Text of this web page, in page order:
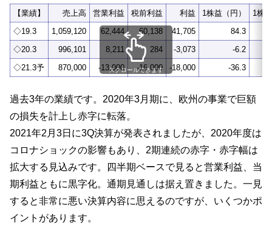
【業績】 売上高 営業利益 税前利益 利益 1株益（円）
1株
◇19.3
1,059,120 62,444 60,138 41,705
84.3
◇20.3
996,101 8,211 284 -3,073
-6.2
◇21.3予
870,000 -13,000 -16,000 -18,000 -36.3
スクロールできます
過去3年の業績です。2020年3月期に、欧州の事業で巨額
の損失を計上し赤字に転落。
2021年2月3日に3Q決算が発表されましたが、2020年度は
コロナショックの影響もあり、2期連続の赤字・赤字幅は
拡大する見込みです。四半期ベースで見ると営業利益、当
期利益ともに黒字化。通期見通しは据え置きました。一見
すると非常に悪い決算内容に思えるのですが、いくつかポ
イントがあります。